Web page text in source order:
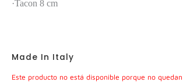
·Tacon 8 cm
Made In Italy
Este producto no está disponible porque no